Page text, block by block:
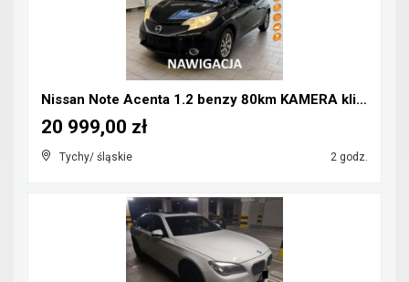
Nissan Note Acenta 1.2 benzy 80km KAMERA klima NAV...
Tychy/ śląskie 2 godz.
20 999,00 zł